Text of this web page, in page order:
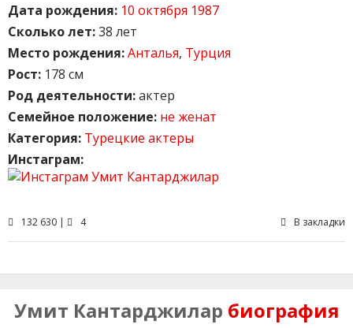
Дата рождения: 10 октября 1987
Сколько лет:38 лет
Место рождения:Анталья, Турция
Рост: 178 см
Род деятельности:актер
Семейное положение: не женат
Категория: Турецкие актеры
Инстаграм:
132 630 | 4 В закладки
Умит Кантарджилар биография